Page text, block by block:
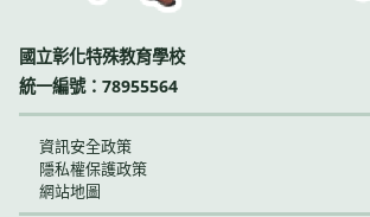
國立彰化特殊教育學校
統一編號：78955564
資訊安全政策
隱私權保護政策
網站地圖